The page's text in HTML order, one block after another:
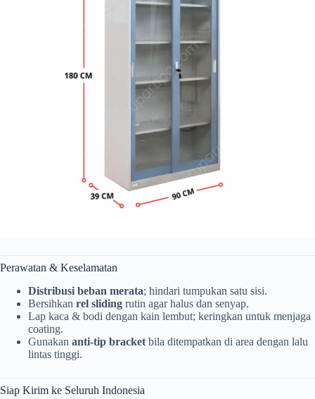
Perawatan & Keselamatan
Distribusi beban merata; hindari tumpukan satu sisi.
Bersihkan rel sliding rutin agar halus dan senyap.
Lap kaca & bodi dengan kain lembut; keringkan untuk menjaga
coating.
Gunakan anti-tip bracket bila ditempatkan di area dengan lalu
lintas tinggi.
Siap Kirim ke Seluruh Indonesia